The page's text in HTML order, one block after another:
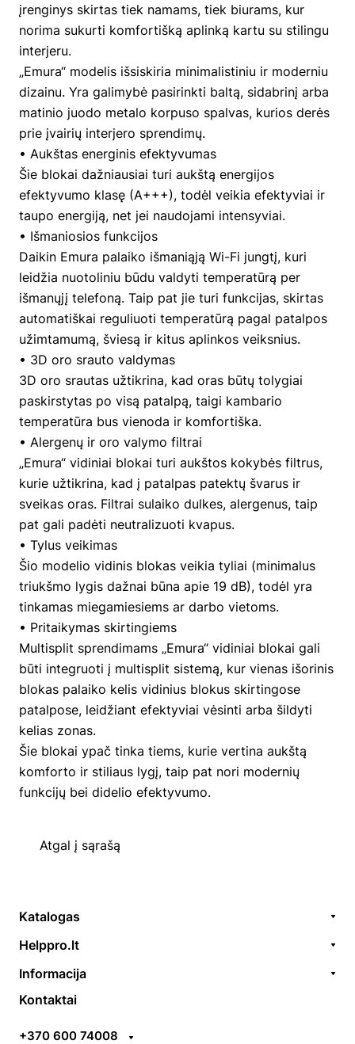
įrenginys skirtas tiek namams, tiek biurams, kur
norima sukurti komfortišką aplinką kartu su stilingu
interjeru.
„Emura“ modelis išsiskiria minimalistiniu ir moderniu
dizainu. Yra galimybė pasirinkti baltą, sidabrinį arba
matinio juodo metalo korpuso spalvas, kurios derės
prie įvairių interjero sprendimų.
• Aukštas energinis efektyvumas
Šie blokai dažniausiai turi aukštą energijos
efektyvumo klasę (A+++), todėl veikia efektyviai ir
taupo energiją, net jei naudojami intensyviai.
• Išmaniosios funkcijos
Daikin Emura palaiko išmaniąją Wi-Fi jungtį, kuri
leidžia nuotoliniu būdu valdyti temperatūrą per
išmanųjį telefoną. Taip pat jie turi funkcijas, skirtas
automatiškai reguliuoti temperatūrą pagal patalpos
užimtamumą, šviesą ir kitus aplinkos veiksnius.
• 3D oro srauto valdymas
3D oro srautas užtikrina, kad oras būtų tolygiai
paskirstytas po visą patalpą, taigi kambario
temperatūra bus vienoda ir komfortiška.
• Alergenų ir oro valymo filtrai
„Emura“ vidiniai blokai turi aukštos kokybės filtrus,
kurie užtikrina, kad į patalpas patektų švarus ir
sveikas oras. Filtrai sulaiko dulkes, alergenus, taip
pat gali padėti neutralizuoti kvapus.
• Tylus veikimas
Šio modelio vidinis blokas veikia tyliai (minimalus
triukšmo lygis dažnai būna apie 19 dB), todėl yra
tinkamas miegamiesiems ar darbo vietoms.
• Pritaikymas skirtingiems
Multisplit sprendimams „Emura“ vidiniai blokai gali
būti integruoti į multisplit sistemą, kur vienas išorinis
blokas palaiko kelis vidinius blokus skirtingose
patalpose, leidžiant efektyviai vėsinti arba šildyti
kelias zonas.
Šie blokai ypač tinka tiems, kurie vertina aukštą
komforto ir stiliaus lygį, taip pat nori modernių
funkcijų bei didelio efektyvumo.
Atgal į sąrašą
Katalogas
Prekės / aksesuarai
Akcijos
Prekiniai ženklai
Helppro.lt
EGS
ES parama
Informacija
Pristatymo taisyklės
Kontaktai
+370 600 74008